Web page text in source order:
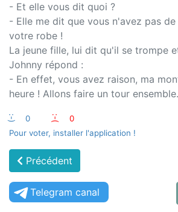
- Et elle vous dit quoi ?
- Elle me dit que vous n'avez pas
votre robe !
La jeune fille, lui dit qu'il se trompe
Johnny répond :
- En effet, vous avez raison, ma
heure ! Allons faire un tour
:-) 0 :-(
0
Pour voter, installer l'application !
Précédent
Telegram canal